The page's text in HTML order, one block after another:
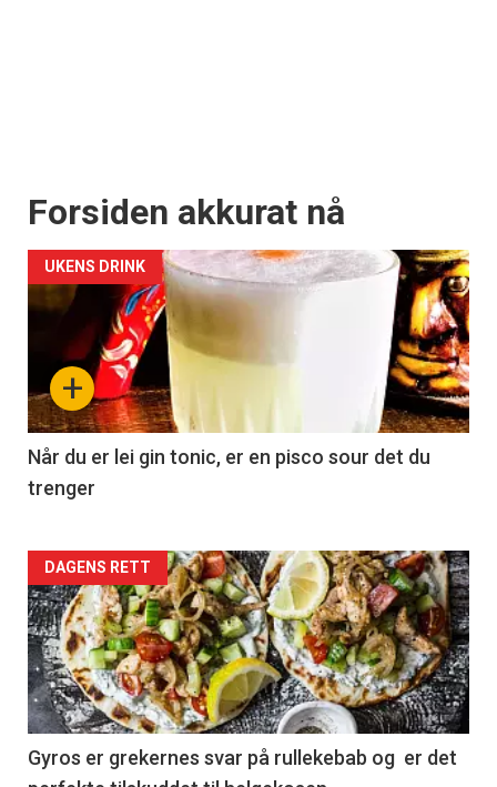
Forsiden akkurat nå
+
UKENS DRINK
Når du er lei gin tonic, er en pisco sour det du
trenger
Forsiden
akkurat
nå
-
2
DAGENS RETT
Gyros er grekernes svar på rullekebab og er det